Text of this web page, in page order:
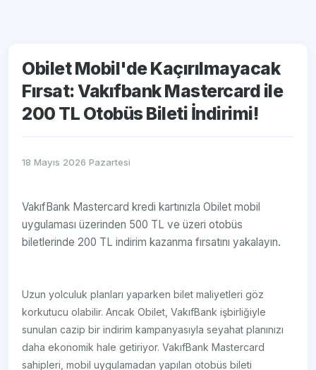
Obilet Mobil'de Kaçırılmayacak
Fırsat: Vakıfbank Mastercard ile
200 TL Otobüs Bileti İndirimi!
18 Mayıs 2026 Pazartesi
VakıfBank Mastercard kredi kartınızla Obilet mobil
uygulaması üzerinden 500 TL ve üzeri otobüs
biletlerinde 200 TL indirim kazanma fırsatını yakalayın.
Uzun yolculuk planları yaparken bilet maliyetleri göz
korkutucu olabilir. Ancak Obilet, VakıfBank işbirliğiyle
sunulan cazip bir indirim kampanyasıyla seyahat planınızı
daha ekonomik hale getiriyor. VakıfBank Mastercard
sahipleri, mobil uygulamadan yapılan otobüs bileti